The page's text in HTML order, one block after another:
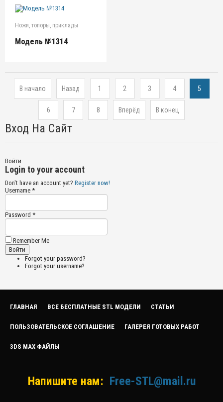
Ножи, топоры, приклады
Модель №1314
В начало Назад 1 2 3 4 5
6 7 8 Вперёд В конец
Вход На Сайт
Войти
Login to your account
Don't have an account yet? Register now!
Username *
Password *
Remember Me
Forgot your password?
Forgot your username?
ГЛАВНАЯ ВСЕ БЕСПЛАТНЫЕ STL МОДЕЛИ СТАТЬИ
ПОЛЬЗОВАТЕЛЬСКОЕ СОГЛАШЕНИЕ ГАЛЕРЕЯ ГОТОВЫХ РАБОТ
3DS MAX ФАЙЛЫ
Напишите нам: Free-STL@mail.ru